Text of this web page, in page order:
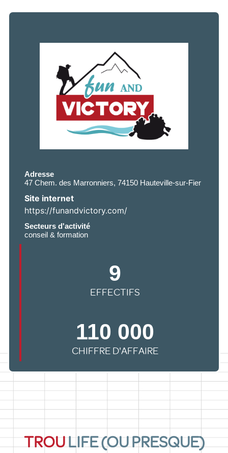
Adresse
47 Chem. des Marronniers, 74150 Hauteville-sur-Fier
Site internet
https://funandvictory.com/
Secteurs d'activité
conseil & formation
EFFECTIFS
9
CHIFFRE D'AFFAIRE
110 000
TROULIFE (OU PRESQUE)